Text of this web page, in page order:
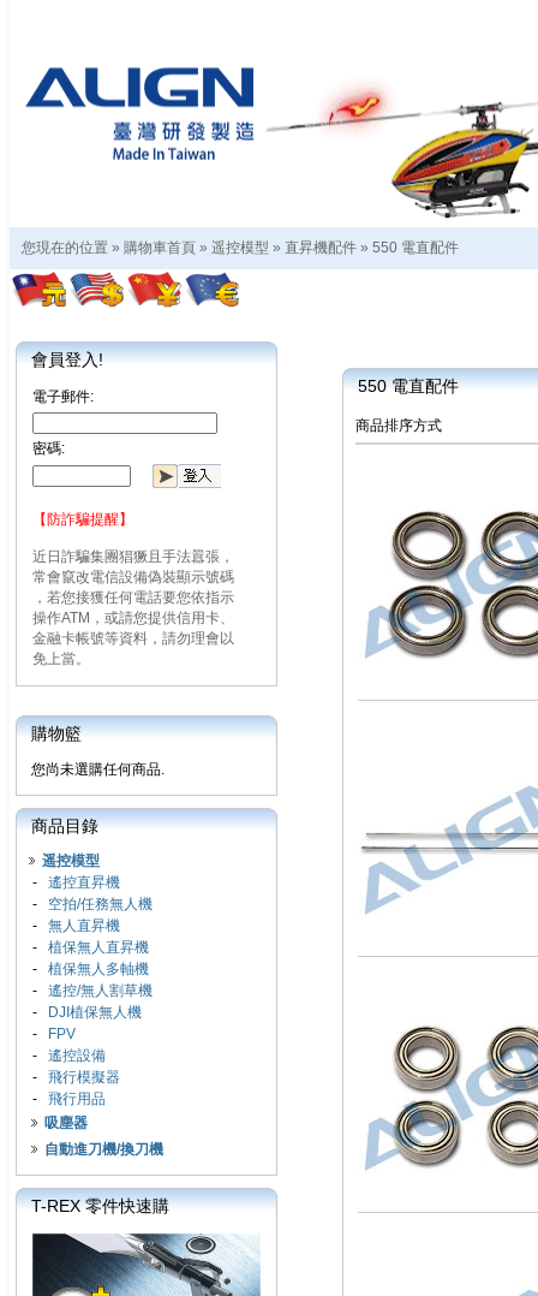
您現在的位置 » 購物車首頁 » 遥控模型 » 直昇機配件 » 550 電直配件
會員登入!
電子郵件:
密碼:
【防詐騙提醒】
近日詐騙集團猖獗且手法囂張，
常會竄改電信設備偽裝顯示號碼
，若您接獲任何電話要您依指示
操作ATM，或請您提供信用卡、
金融卡帳號等資料，請勿理會以
免上當。
購物籃
您尚未選購任何商品.
商品目錄
遥控模型
- 遙控直昇機
- 空拍/任務無人機
- 無人直昇機
- 植保無人直昇機
- 植保無人多軸機
- 遙控/無人割草機
-
DJI植保無人機
-
FPV
- 遙控設備
- 飛行模擬器
- 飛行用品
吸塵器
自動進刀機/換刀機
T-REX 零件快速購
550 電直配件
商品排序方式